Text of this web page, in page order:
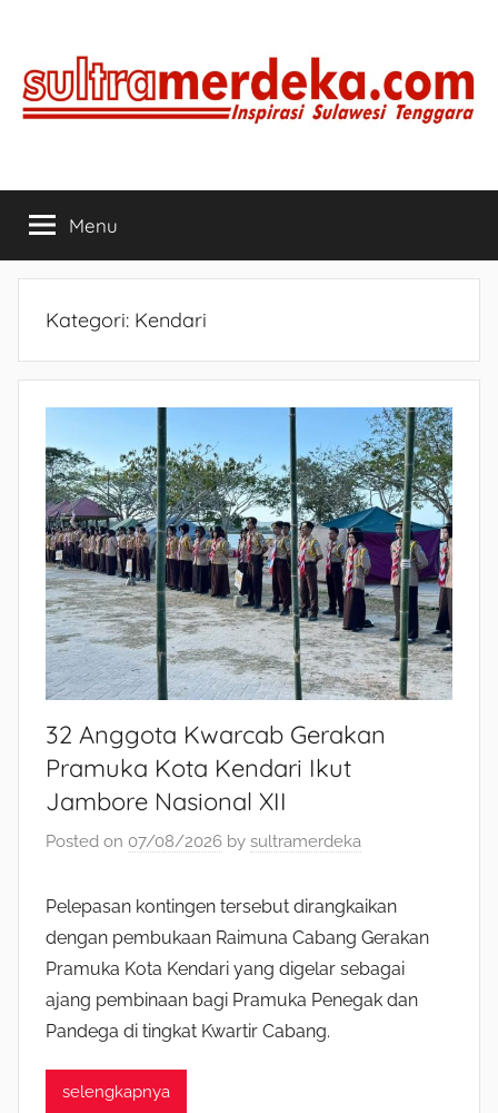
content
SULTRAMERDEKA.COM
TenggaraMenu
Kategori: Kendari
32 Anggota Kwarcab Gerakan
Pramuka Kota Kendari Ikut
Jambore Nasional XII
Posted on 07/08/2026 by sultramerdeka
Pelepasan kontingen tersebut dirangkaikan
dengan pembukaan Raimuna Cabang Gerakan
Pramuka Kota Kendari yang digelar sebagai
ajang pembinaan bagi Pramuka Penegak dan
Pandega di tingkat Kwartir Cabang.
selengkapnya